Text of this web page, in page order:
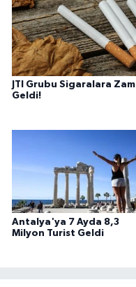
JTI Grubu Sigaralara Zam
Geldi!
Antalya'ya 7 Ayda 8,3
Milyon Turist Geldi